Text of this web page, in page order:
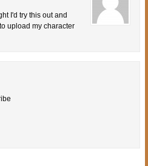
I'd try this out and
upload my character